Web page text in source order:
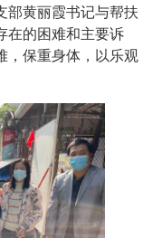
部黄丽霞书记与帮扶
在的困难和主要诉
，保重身体，以乐观